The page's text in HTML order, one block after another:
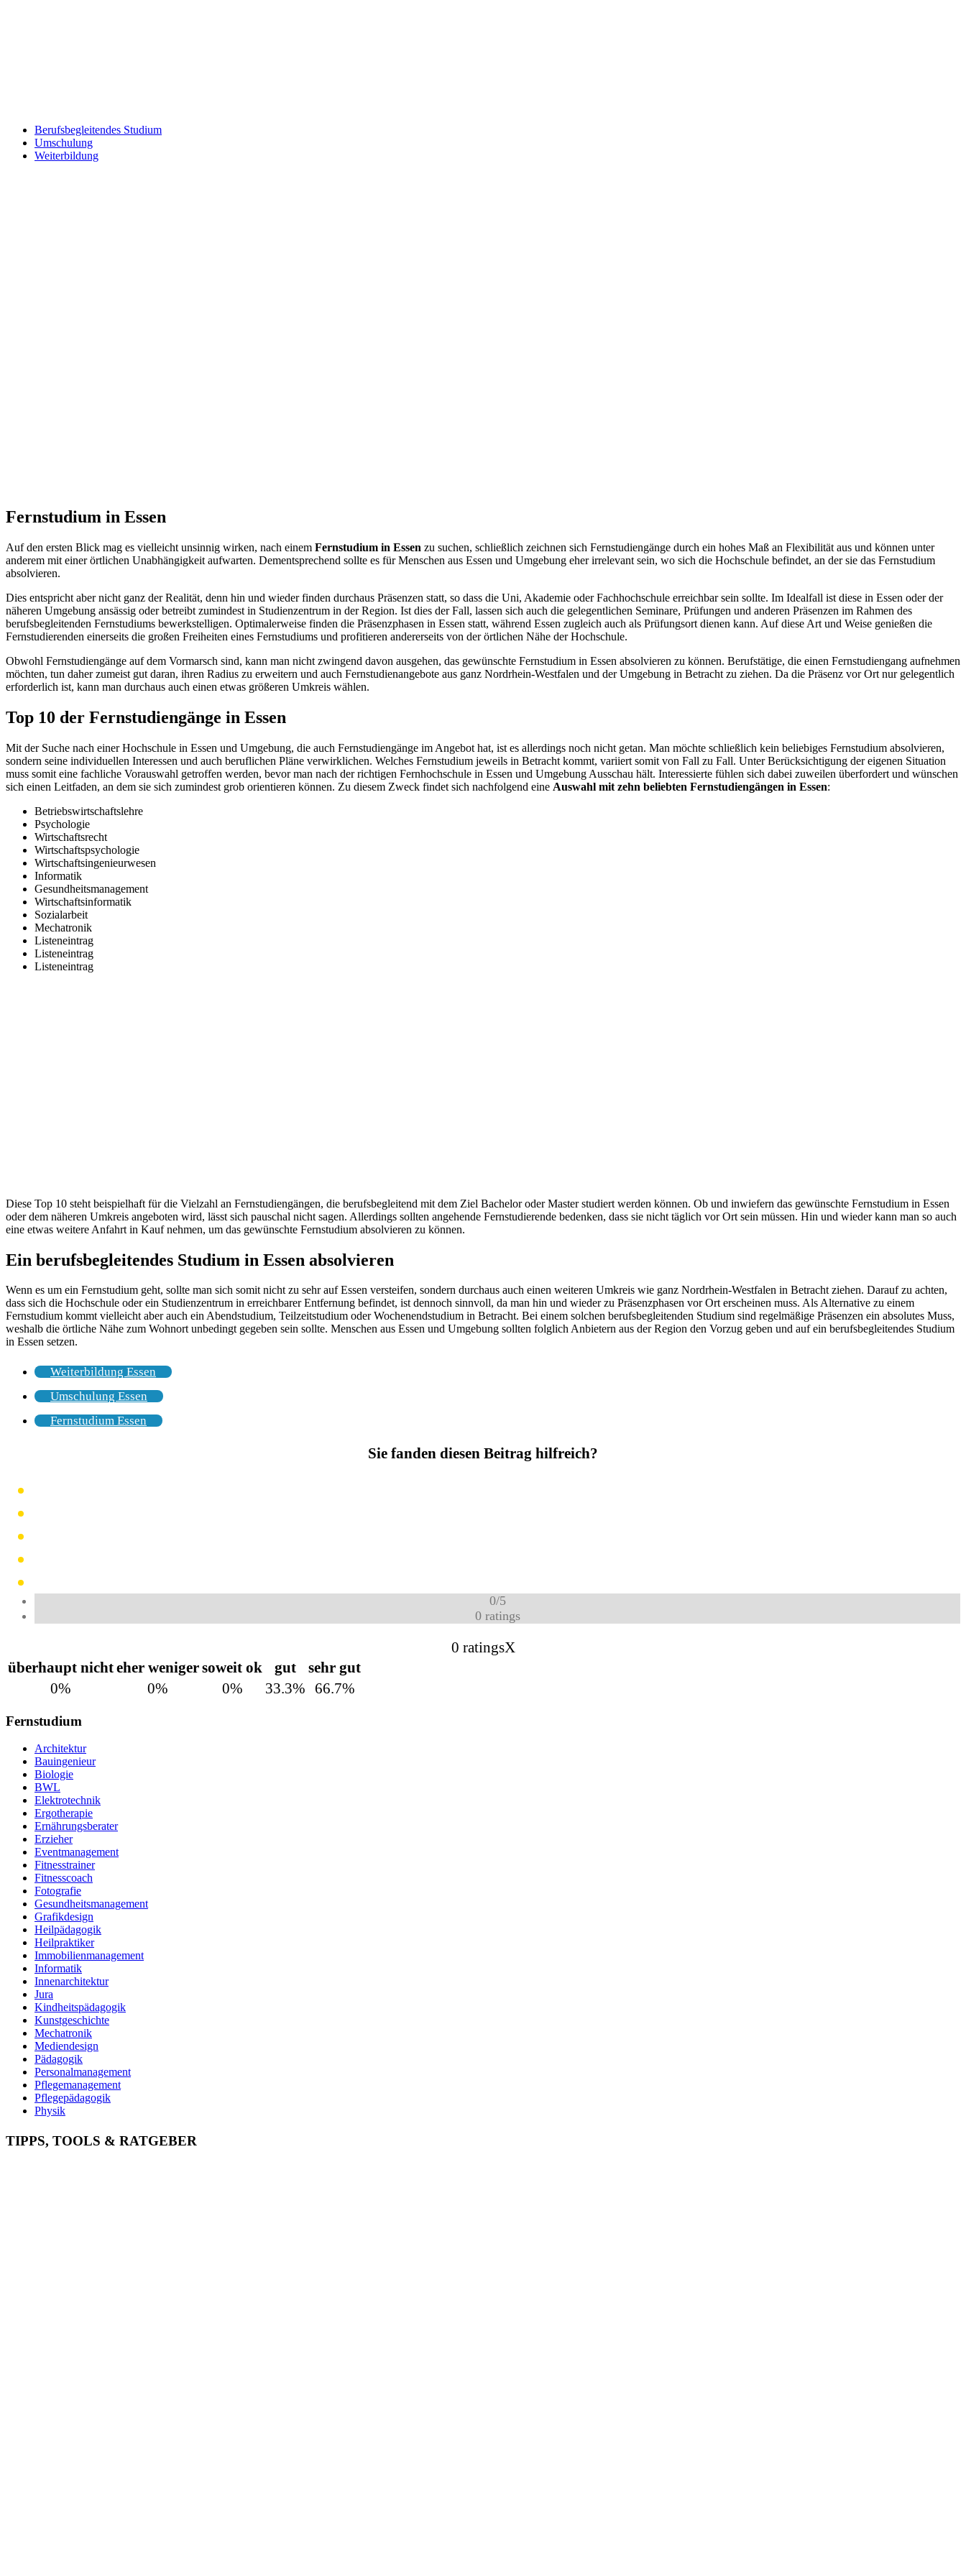
Berufsbegleitendes Studium
Umschulung
Weiterbildung
Fernstudium in Essen
Auf den ersten Blick mag es vielleicht unsinnig wirken, nach einem Fernstudium in Essen zu suchen, schließlich zeichnen sich Fernstudiengänge durch ein hohes Maß an Flexibilität aus und können unter
anderem mit einer örtlichen Unabhängigkeit aufwarten. Dementsprechend sollte es für Menschen aus Essen und Umgebung eher irrelevant sein, wo sich die Hochschule befindet, an der sie das Fernstudium
absolvieren.
Dies entspricht aber nicht ganz der Realität, denn hin und wieder finden durchaus Präsenzen statt, so dass die Uni, Akademie oder Fachhochschule erreichbar sein sollte. Im Idealfall ist diese in Essen oder der
näheren Umgebung ansässig oder betreibt zumindest in Studienzentrum in der Region. Ist dies der Fall, lassen sich auch die gelegentlichen Seminare, Prüfungen und anderen Präsenzen im Rahmen des
berufsbegleitenden Fernstudiums bewerkstelligen. Optimalerweise finden die Präsenzphasen in Essen statt, während Essen zugleich auch als Prüfungsort dienen kann. Auf diese Art und Weise genießen die
Fernstudierenden einerseits die großen Freiheiten eines Fernstudiums und profitieren andererseits von der örtlichen Nähe der Hochschule.
Obwohl Fernstudiengänge auf dem Vormarsch sind, kann man nicht zwingend davon ausgehen, das gewünschte Fernstudium in Essen absolvieren zu können. Berufstätige, die einen Fernstudiengang aufnehmen
möchten, tun daher zumeist gut daran, ihren Radius zu erweitern und auch Fernstudienangebote aus ganz Nordrhein-Westfalen und der Umgebung in Betracht zu ziehen. Da die Präsenz vor Ort nur gelegentlich
erforderlich ist, kann man durchaus auch einen etwas größeren Umkreis wählen.
Top 10 der Fernstudiengänge in Essen
Mit der Suche nach einer Hochschule in Essen und Umgebung, die auch Fernstudiengänge im Angebot hat, ist es allerdings noch nicht getan. Man möchte schließlich kein beliebiges Fernstudium absolvieren,
sondern seine individuellen Interessen und auch beruflichen Pläne verwirklichen. Welches Fernstudium jeweils in Betracht kommt, variiert somit von Fall zu Fall. Unter Berücksichtigung der eigenen Situation
muss somit eine fachliche Vorauswahl getroffen werden, bevor man nach der richtigen Fernhochschule in Essen und Umgebung Ausschau hält. Interessierte fühlen sich dabei zuweilen überfordert und wünschen
sich einen Leitfaden, an dem sie sich zumindest grob orientieren können. Zu diesem Zweck findet sich nachfolgend eine Auswahl mit zehn beliebten Fernstudiengängen in Essen:
Betriebswirtschaftslehre
Psychologie
Wirtschaftsrecht
Wirtschaftspsychologie
Wirtschaftsingenieurwesen
Informatik
Gesundheitsmanagement
Wirtschaftsinformatik
Sozialarbeit
Mechatronik
Listeneintrag
Listeneintrag
Listeneintrag
Diese Top 10 steht beispielhaft für die Vielzahl an Fernstudiengängen, die berufsbegleitend mit dem Ziel Bachelor oder Master studiert werden können. Ob und inwiefern das gewünschte Fernstudium in Essen
oder dem näheren Umkreis angeboten wird, lässt sich pauschal nicht sagen. Allerdings sollten angehende Fernstudierende bedenken, dass sie nicht täglich vor Ort sein müssen. Hin und wieder kann man so auch
eine etwas weitere Anfahrt in Kauf nehmen, um das gewünschte Fernstudium absolvieren zu können.
Ein berufsbegleitendes Studium in Essen absolvieren
Wenn es um ein Fernstudium geht, sollte man sich somit nicht zu sehr auf Essen versteifen, sondern durchaus auch einen weiteren Umkreis wie ganz Nordrhein-Westfalen in Betracht ziehen. Darauf zu achten,
dass sich die Hochschule oder ein Studienzentrum in erreichbarer Entfernung befindet, ist dennoch sinnvoll, da man hin und wieder zu Präsenzphasen vor Ort erscheinen muss. Als Alternative zu einem
Fernstudium kommt vielleicht aber auch ein Abendstudium, Teilzeitstudium oder Wochenendstudium in Betracht. Bei einem solchen berufsbegleitenden Studium sind regelmäßige Präsenzen ein absolutes Muss,
weshalb die örtliche Nähe zum Wohnort unbedingt gegeben sein sollte. Menschen aus Essen und Umgebung sollten folglich Anbietern aus der Region den Vorzug geben und auf ein berufsbegleitendes Studium
in Essen setzen.
Weiterbildung Essen
Umschulung Essen
Fernstudium Essen
Sie fanden diesen Beitrag hilfreich?
0/5
0ratings
0 ratingsX
überhaupt nichteher wenigersoweit ok gut
sehr gut
0%
0% 0% 33.3% 66.7%
Fernstudium
Architektur
Bauingenieur
Biologie
BWL
Elektrotechnik
Ergotherapie
Ernährungsberater
Erzieher
Eventmanagement
Fitnesstrainer
Fitnesscoach
Fotografie
Gesundheitsmanagement
Grafikdesign
Heilpädagogik
Heilpraktiker
Immobilienmanagement
Informatik
Innenarchitektur
Jura
Kindheitspädagogik
Kunstgeschichte
Mechatronik
Mediendesign
Pädagogik
Personalmanagement
Pflegemanagement
Pflegepädagogik
Physik
Psychologie
Psychotherapie
TIPPS, TOOLS & RATGEBER